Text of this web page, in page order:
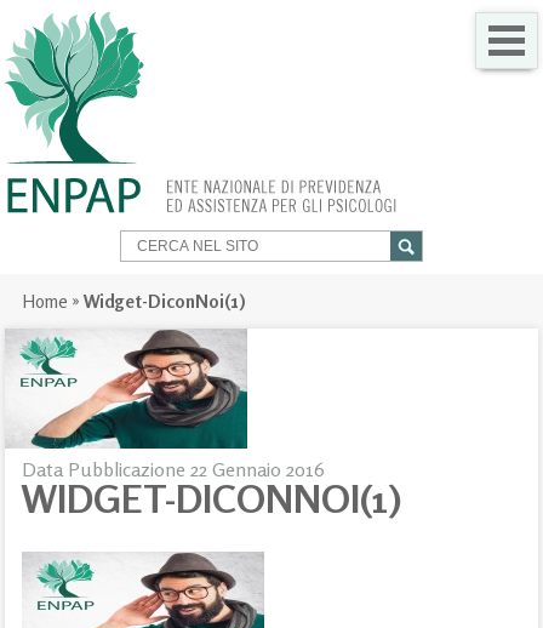
SERVIZI PER TE
CONTATTI
Home » Widget-DiconNoi(1)
Data Pubblicazione 22 Gennaio 2016
WIDGET-DICONNOI(1)